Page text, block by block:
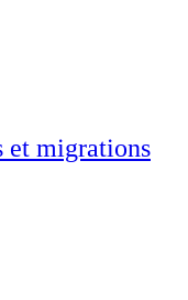
et migrations